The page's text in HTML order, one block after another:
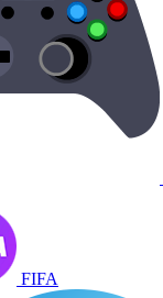
FIFA